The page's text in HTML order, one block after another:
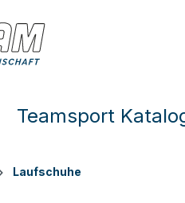
Teamsport
Laufschuhe